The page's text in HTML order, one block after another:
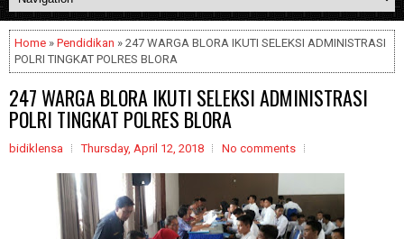
Home » Pendidikan » 247 WARGA BLORA IKUTI SELEKSI ADMINISTRASI
POLRI TINGKAT POLRES BLORA
247 WARGA BLORA IKUTI SELEKSI ADMINISTRASI
POLRI TINGKAT POLRES BLORA
bidiklensa Thursday, April 12, 2018 No comments